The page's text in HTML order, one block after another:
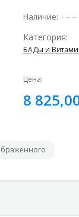
Наличие:
Категория:
БАДы и
Цена:
8